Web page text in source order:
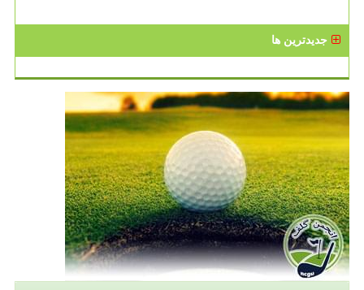
جدیدترین ها